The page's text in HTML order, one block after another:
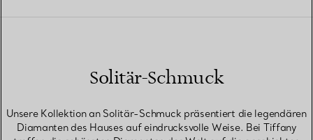
Solitär-Schmuck
Unsere Kollektion an Solitär-Schmuck präsentiert die legendären
Diamanten des Hauses auf eindrucksvolle Weise. Bei Tiffany